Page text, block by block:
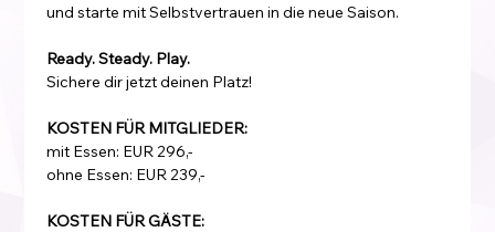
und starte mit Selbstvertrauen in die neue Saison.
Ready. Steady. Play.
Sichere dir jetzt deinen Platz!
KOSTEN FÜR MITGLIEDER:
mit Essen: EUR 296,-
ohne Essen: EUR 239,-
KOSTEN FÜR GÄSTE: